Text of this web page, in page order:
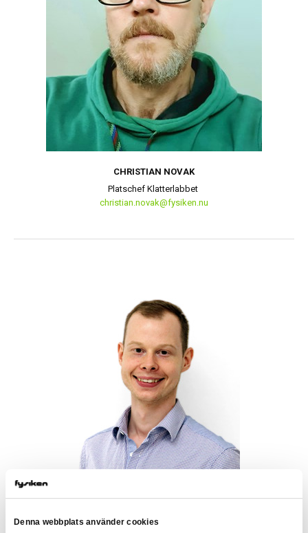
Denna webbplats använder cookies
CHRISTIAN NOVAK
Platschef Klatterlabbet
christian.novak@fysiken.nu
Fysiken Administratör